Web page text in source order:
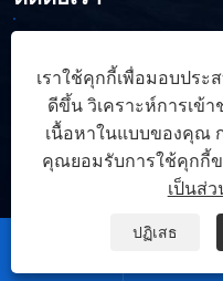
ตามเรามา
เราใช้คุกกี้เพื่อมอบประ
ดีขึ้น วิเคราะห์การเข้
เนื้อหาในแบบของคุณ
คุณยอมรับการใช้คุกกี้ข
เป็นส่ว
ปฏิเสธ